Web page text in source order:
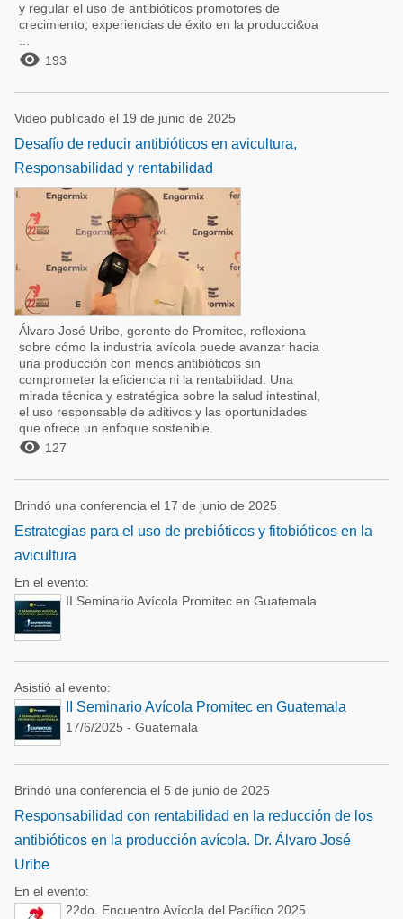
y regular el uso de antibióticos promotores de
crecimiento; experiencias de éxito en la producci&oa
 193
Video publicado el 19 de junio de 2025
Desafío de reducir antibióticos en avicultura,
Responsabilidad y rentabilidad
Álvaro José Uribe, gerente de Promitec, reflexiona
sobre cómo la industria avícola puede avanzar hacia
una producción con menos antibióticos sin
comprometer la eficiencia ni la rentabilidad. Una
mirada técnica y estratégica sobre la salud intestinal,
el uso responsable de aditivos y las oportunidades
que ofrece un enfoque sostenible.
 127
Brindó una conferencia el 17 de junio de 2025
Estrategias para el uso de prebióticos y fitobióticos en la
avicultura
En el evento:
II Seminario Avícola Promitec en Guatemala
Asistió al evento:
II Seminario Avícola Promitec en Guatemala
17/6/2025 - Guatemala
Brindó una conferencia el 5 de junio de 2025
Responsabilidad con rentabilidad en la reducción de los
antibióticos en la producción avícola. Dr. Álvaro José
Uribe
En el evento:
22do. Encuentro Avícola del Pacífico 2025